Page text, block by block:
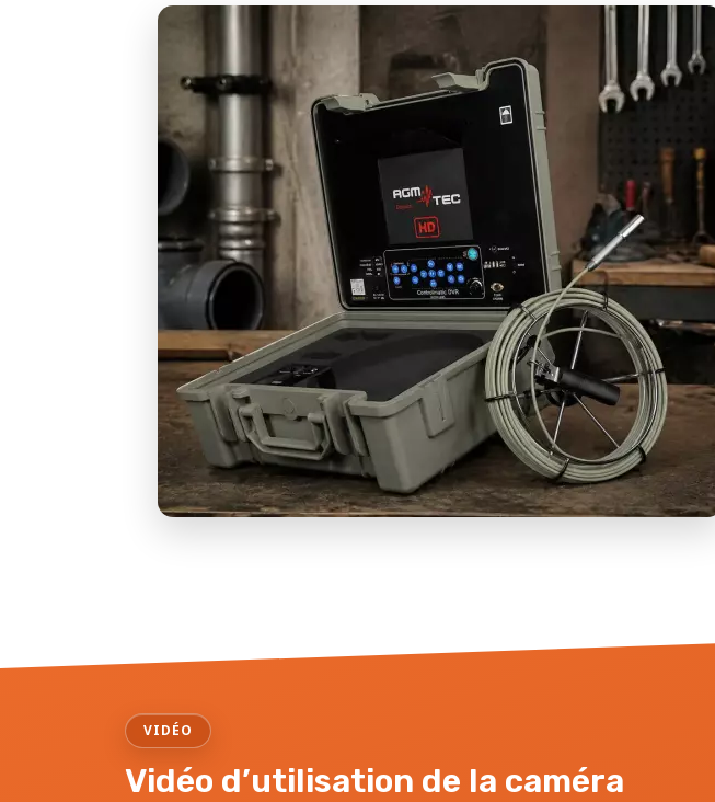
VIDÉO
Vidéo d’utilisation de la caméra